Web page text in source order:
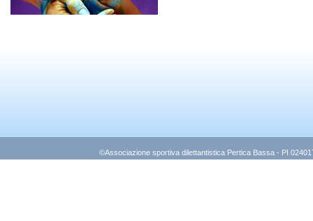
©Associazione sportiva dilettantistica Pertica Bassa - PI